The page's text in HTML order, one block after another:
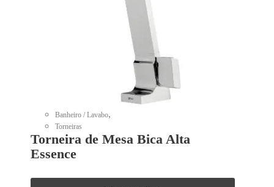
Banheiro / Lavabo,
Torneiras
Torneira de Mesa Bica Alta
Essence